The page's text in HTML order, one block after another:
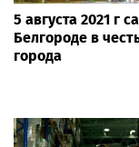
5 августа 2021 г
Белгороде в
города